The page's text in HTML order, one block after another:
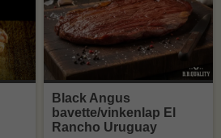
Black Angus
bavette/vinkenlap El
Rancho Uruguay